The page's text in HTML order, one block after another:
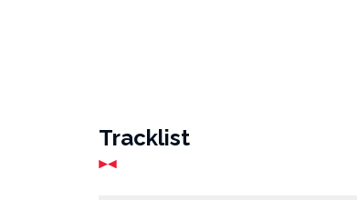
Tracklist